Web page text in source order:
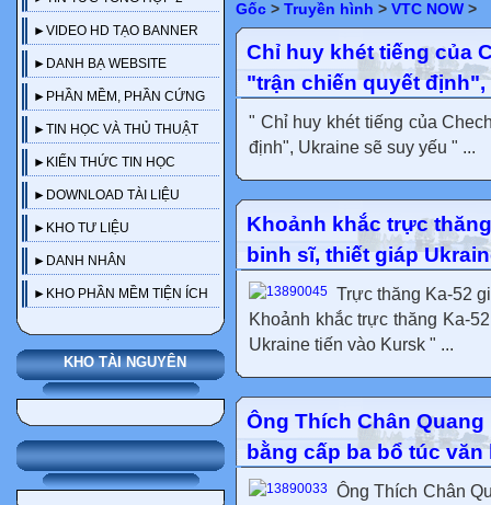
►VIDEO HD TẠO BANNER
►DANH BẠ WEBSITE
►PHẦN MỀM, PHẦN CỨNG
►TIN HỌC VÀ THỦ THUẬT
►KIẾN THỨC TIN HỌC
►DOWNLOAD TÀI LIỆU
►KHO TƯ LIỆU
►DANH NHÂN
►KHO PHẦN MỀM TIỆN ÍCH
KHO TÀI NGUYÊN
Gốc > Truyền hình > VTC NOW >
Chỉ huy khét tiếng của
"trận chiến quyết
" Chỉ huy khét tiếng của
định", Ukraine sẽ suy yếu " ...
Khoảnh khắc trực
binh sĩ, thiết giáp
Trực thăng Ka-52
Khoảnh khắc trực thăng Ka-
Ukraine tiến vào Kursk " ...
Ông Thích Chân
bằng cấp ba bổ túc văn
Ông Thích Chân